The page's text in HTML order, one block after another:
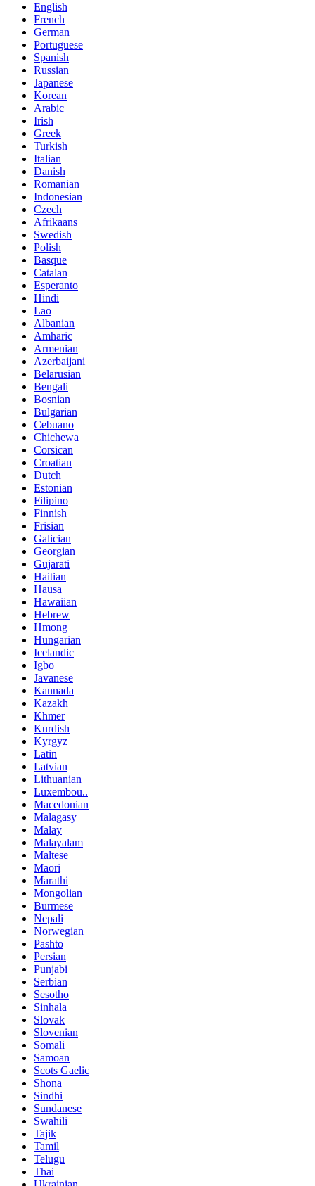
English
French
German
Portuguese
Spanish
Russian
Japanese
Korean
Arabic
Irish
Greek
Turkish
Italian
Danish
Romanian
Indonesian
Czech
Afrikaans
Swedish
Polish
Basque
Catalan
Esperanto
Hindi
Lao
Albanian
Amharic
Armenian
Azerbaijani
Belarusian
Bengali
Bosnian
Bulgarian
Cebuano
Chichewa
Corsican
Croatian
Dutch
Estonian
Filipino
Finnish
Frisian
Galician
Georgian
Gujarati
Haitian
Hausa
Hawaiian
Hebrew
Hmong
Hungarian
Icelandic
Igbo
Javanese
Kannada
Kazakh
Khmer
Kurdish
Kyrgyz
Latin
Latvian
Lithuanian
Luxembou..
Macedonian
Malagasy
Malay
Malayalam
Maltese
Maori
Marathi
Mongolian
Burmese
Nepali
Norwegian
Pashto
Persian
Punjabi
Serbian
Sesotho
Sinhala
Slovak
Slovenian
Somali
Samoan
Scots Gaelic
Shona
Sindhi
Sundanese
Swahili
Tajik
Tamil
Telugu
Thai